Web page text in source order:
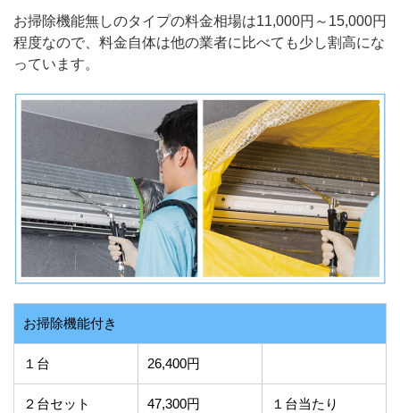
お掃除機能無しのタイプの料金相場は11,000円～15,000円
程度なので、料金自体は他の業者に比べても少し割高にな
っています。
お掃除機能付き
１台 26,400円
２台セット 47,300円 １台当たり